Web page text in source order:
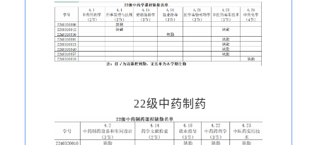
22级中药制药